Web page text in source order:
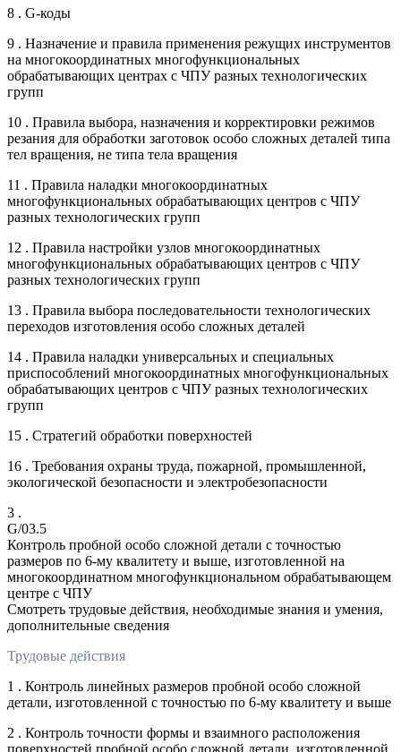
8 . G-коды
9 . Назначение и правила применения режущих инструментов
на многокоординатных многофункциональных
обрабатывающих центрах с ЧПУ разных технологических
групп
10 . Правила выбора, назначения и корректировки режимов
резания для обработки заготовок особо сложных деталей типа
тел вращения, не типа тела вращения
11 . Правила наладки многокоординатных
многофункциональных обрабатывающих центров с ЧПУ
разных технологических групп
12 . Правила настройки узлов многокоординатных
многофункциональных обрабатывающих центров с ЧПУ
разных технологических групп
13 . Правила выбора последовательности технологических
переходов изготовления особо сложных деталей
14 . Правила наладки универсальных и специальных
приспособлений многокоординатных многофункциональных
обрабатывающих центров с ЧПУ разных технологических
групп
15 . Стратегий обработки поверхностей
16 . Требования охраны труда, пожарной, промышленной,
экологической безопасности и электробезопасности
3 .
G/03.5
Контроль пробной особо сложной детали с точностью
размеров по 6-му квалитету и выше, изготовленной на
многокоординатном многофункциональном обрабатывающем
центре с ЧПУ
Смотреть трудовые действия, необходимые знания и умения,
дополнительные сведения
Трудовые действия
1 . Контроль линейных размеров пробной особо сложной
детали, изготовленной с точностью по 6-му квалитету и выше
2 . Контроль точности формы и взаимного расположения
поверхностей пробной особо сложной детали, изготовленной